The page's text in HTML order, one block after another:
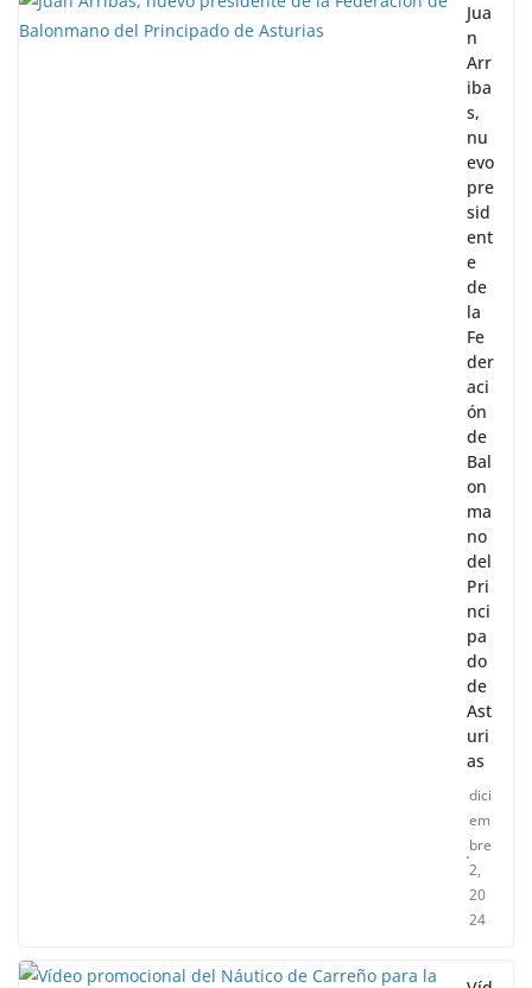
Jua
n
Arr
iba
s,
nu
evo
pre
sid
ent
e
de
la
Fe
der
aci
ón
de
Bal
on
ma
no
del
Pri
nci
pa
do
de
Ast
uri
as
dici
em
bre
2,
20
24